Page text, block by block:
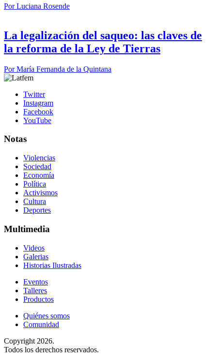
PorLuciana Rosende
La legalización del saqueo: las claves de
la reforma de la Ley de Tierras
PorMaría Fernanda de la Quintana
Twitter
Instagram
Facebook
YouTube
Notas
Violencias
Sociedad
Economía
Política
Activismos
Cultura
Deportes
Multimedia
Videos
Galerias
Historias Ilustradas
Eventos
Talleres
Productos
Quiénes somos
Comunidad
Copyright 2026.
Todos los derechos reservados.